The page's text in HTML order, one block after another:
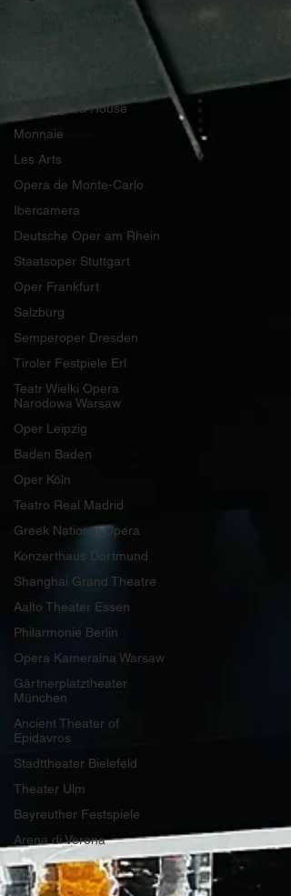
Royal Opera House
Monnaie
Les Arts
Opera de Monte-Carlo
Ibercamera
Deutsche Oper am Rhein
Staatsoper Stuttgart
Oper Frankfurt
Salzburg
Semperoper Dresden
Tiroler Festpiele Erl
Teatr Wielki Opera
Narodowa Warsaw
Oper Leipzig
Baden Baden
Oper Köln
Teatro Real Madrid
Greek National Opera
Konzerthaus Dortmund
Shanghai Grand Theatre
Aalto Theater Essen
Philarmonie Berlin
Opera Kameralna Warsaw
Gärtnerplatztheater
München
Ancient Theater of
Epidavros
Stadttheater Bielefeld
Theater Ulm
Bayreuther Festspiele
Arena di Verona